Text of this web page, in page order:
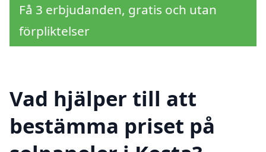
Få 3 erbjudanden, gratis och utan
förpliktelser
Vad hjälper till att
bestämma priset på